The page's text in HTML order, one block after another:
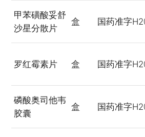
甲苯磺酸妥舒
沙星分散片
盒 国药准字
罗红霉素片 盒 国药准字
磷酸奥司他韦
胶囊
盒 国药准字